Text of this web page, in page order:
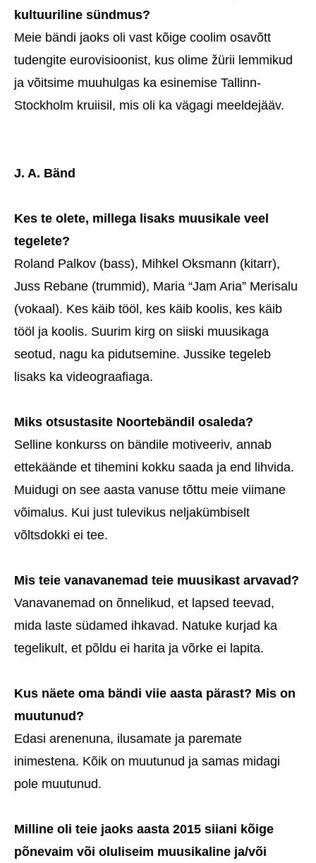
kultuuriline sündmus?
Meie bändi jaoks oli vast kõige coolim osavõtt
tudengite eurovisioonist, kus olime žürii lemmikud
ja võitsime muuhulgas ka esinemise Tallinn-
Stockholm kruiisil, mis oli ka vägagi meeldejääv.
J. A. Bänd
Kes te olete, millega lisaks muusikale veel
tegelete?
Roland Palkov (bass), Mihkel Oksmann (kitarr),
Juss Rebane (trummid), Maria “Jam Aria” Merisalu
(vokaal). Kes käib tööl, kes käib koolis, kes käib
tööl ja koolis. Suurim kirg on siiski muusikaga
seotud, nagu ka pidutsemine. Jussike tegeleb
lisaks ka videograafiaga.
Miks otsustasite Noortebändil osaleda?
Selline konkurss on bändile motiveeriv, annab
ettekäände et tihemini kokku saada ja end lihvida.
Muidugi on see aasta vanuse tõttu meie viimane
võimalus. Kui just tulevikus neljakümbiselt
võltsdokki ei tee.
Mis teie vanavanemad teie muusikast arvavad?
Vanavanemad on õnnelikud, et lapsed teevad,
mida laste südamed ihkavad. Natuke kurjad ka
tegelikult, et põldu ei harita ja võrke ei lapita.
Kus näete oma bändi viie aasta pärast? Mis on
muutunud?
Edasi arenenuna, ilusamate ja paremate
inimestena. Kõik on muutunud ja samas midagi
pole muutunud.
Milline oli teie jaoks aasta 2015 siiani kõige
põnevaim või oluliseim muusikaline ja/või